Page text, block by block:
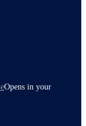
Opens in your